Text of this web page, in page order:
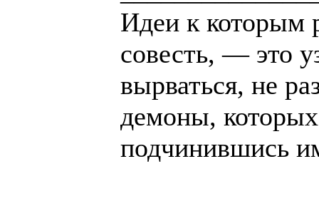
Идеи к которым
совесть, — это
вырваться, не
демоны,
подчинившись